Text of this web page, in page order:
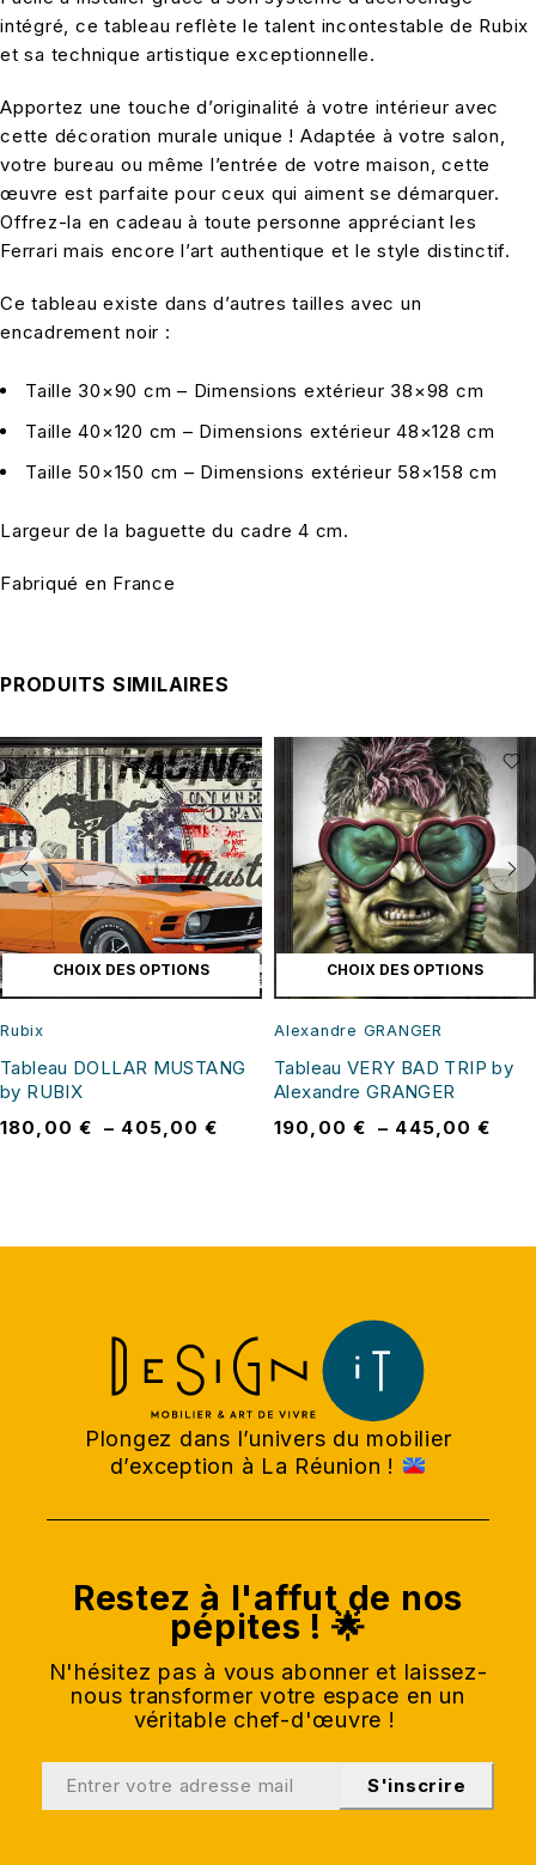
intégré, ce tableau reflète le talent incontestable de Rubix
et sa technique artistique exceptionnelle.
Apportez une touche d’originalité à votre intérieur avec
cette décoration murale unique ! Adaptée à votre salon,
votre bureau ou même l’entrée de votre maison, cette
œuvre est parfaite pour ceux qui aiment se démarquer.
Offrez-la en cadeau à toute personne appréciant les
Ferrari mais encore l’art authentique et le style distinctif.
Ce tableau existe dans d’autres tailles avec un
encadrement noir :
Taille 30×90 cm – Dimensions extérieur 38×98 cm
Taille 40×120 cm – Dimensions extérieur 48×128 cm
Taille 50×150 cm – Dimensions extérieur 58×158 cm
Largeur de la baguette du cadre 4 cm.
Fabriqué en France
PRODUITS SIMILAIRES
CHOIX DES OPTIONS
Rubix
Tableau DOLLAR MUSTANG
by RUBIX
180,00 € – 405,00€
CHOIX DES OPTIONS
Alexandre GRANGER
Tableau VERY BAD TRIP by
Alexandre GRANGER
190,00 € – 445,00€
Plongez dans l’univers du mobilier
d’exception à La Réunion !
Restez à l'affut de nos
pépites ! 🌟
N'hésitez pas à vous abonner et laissez-
nous transformer votre espace en un
véritable chef-d'œuvre !
S'inscrire